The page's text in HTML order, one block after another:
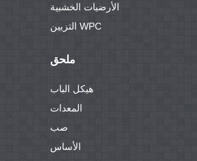
الأرضيات الخشبية
التزيين WPC
ملحق
هيكل الباب
المعدات
صب
الأساس